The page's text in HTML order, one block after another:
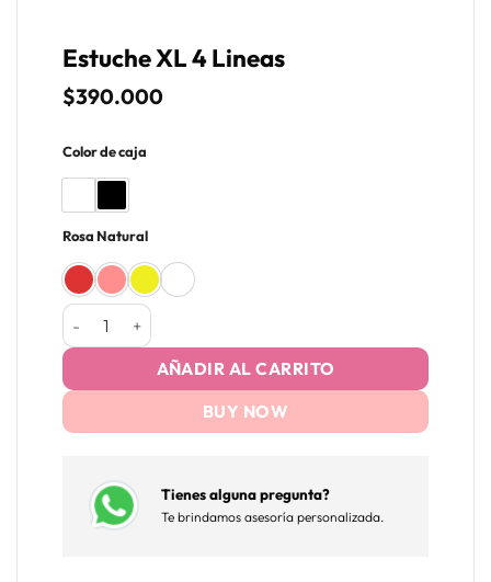
Estuche XL 4 Lineas
$390.000
Color de caja
Rosa Natural
Estuche XL 4 Lineas cantidad
AÑADIR AL CARRITO
BUY NOW
Tienes alguna pregunta?
Te brindamos asesoría personalizada.